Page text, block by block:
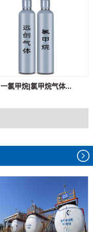
一氯甲烷|氯甲烷气体...